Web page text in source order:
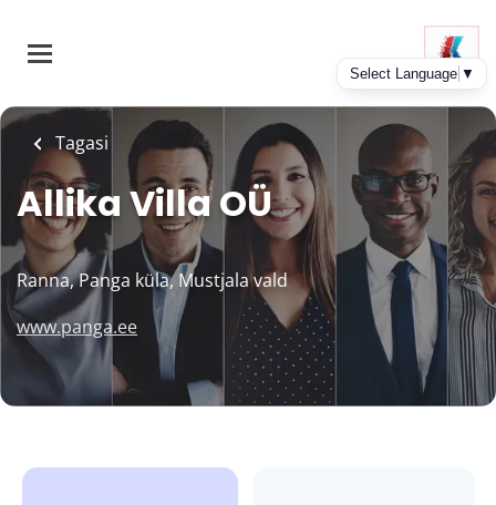
main
Tagasi
Allika Villa OÜ
Ranna, Panga küla, Mustjala vald
www.panga.ee